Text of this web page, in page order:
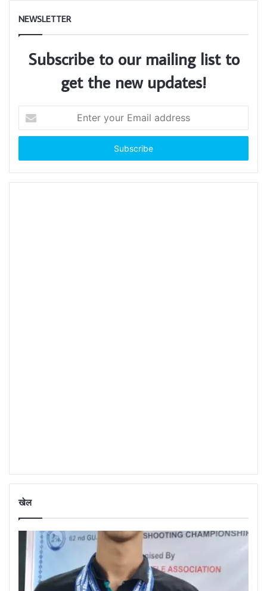
NEWSLETTER
Subscribe to our mailing list to
get the new updates!
your
Email
खेल